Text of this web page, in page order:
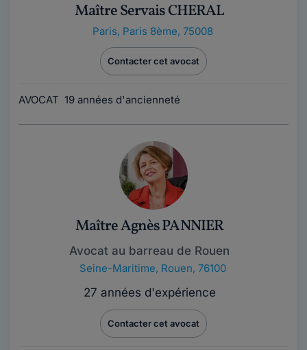
Maître Servais CHERAL
Paris, Paris 8ème, 75008
Contacter cet avocat
AVOCAT 19 années d'ancienneté
Maître Agnès PANNIER
Avocat au barreau de Rouen
Seine-Maritime, Rouen, 76100
27 années d'expérience
Contacter cet avocat